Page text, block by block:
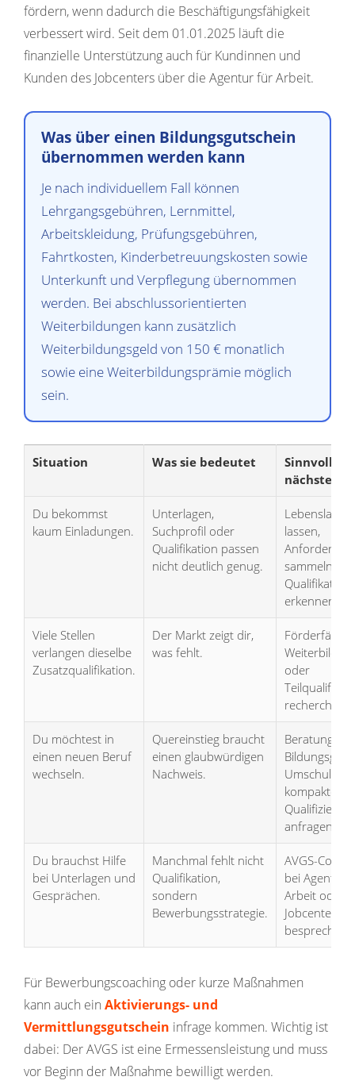
fördern, wenn dadurch die Beschäftigungsfähigkeit
verbessert wird. Seit dem 01.01.2025 läuft die
finanzielle Unterstützung auch für Kundinnen und
Kunden des Jobcenters über die Agentur für Arbeit.
Was über einen Bildungsgutschein
übernommen werden kann
Je nach individuellem Fall können
Lehrgangsgebühren, Lernmittel,
Arbeitskleidung, Prüfungsgebühren,
Fahrtkosten, Kinderbetreuungskosten sowie
Unterkunft und Verpflegung übernommen
werden. Bei abschlussorientierten
Weiterbildungen kann zusätzlich
Weiterbildungsgeld von 150 € monatlich
sowie eine Weiterbildungsprämie möglich
sein.
Situation Was sie bedeutet
Sinnvoller
nächster
Du bekommst
kaum Einladungen.
Unterlagen,
Suchprofil oder
Qualifikation passen
nicht deutlich genug.
Lebenslauf
lassen,
sammeln,
erkennen.
Viele Stellen
verlangen dieselbe
Zusatzqualifikation.
Der Markt zeigt dir,
was fehlt.
Förderfähige
oder
Du möchtest in
einen neuen Beruf
wechseln.
Quereinstieg braucht
einen glaubwürdigen
Nachweis.
Beratung zu
kompakter
anfragen.
Du brauchst Hilfe
bei Unterlagen und
Gesprächen.
Manchmal fehlt nicht
Qualifikation,
sondern
Bewerbungsstrategie.
AVGS-
bei Agentur
Arbeit oder
Jobcenter
besprechen.
Für Bewerbungscoaching oder kurze Maßnahmen
kann auch ein Aktivierungs- und
Vermittlungsgutschein infrage kommen. Wichtig ist
dabei: Der AVGS ist eine Ermessensleistung und muss
vor Beginn der Maßnahme bewilligt werden.